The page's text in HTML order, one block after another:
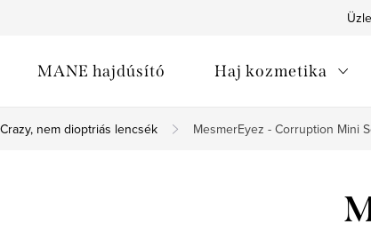
MANE hajdúsító Haj kozmetika
Crazy, nem dioptriás lencsék MesmerEyez - Corruption Mini